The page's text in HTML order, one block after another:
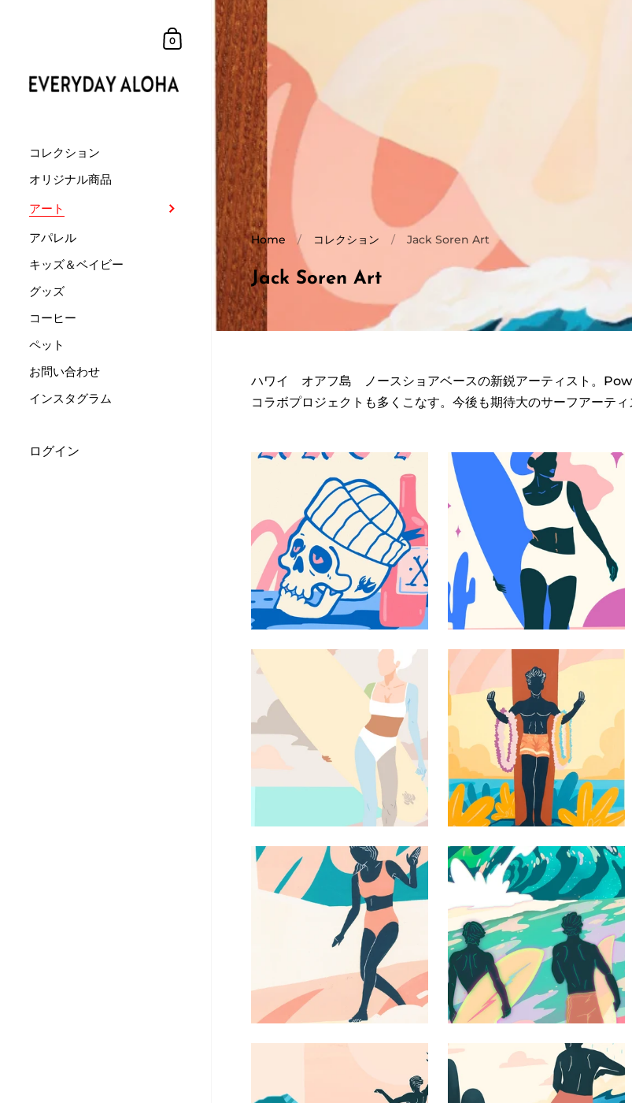
コレクション
オリジナル商品
アート
アパレル
キッズ＆ベイビー
グッズ
コーヒー
ペット
お問い合わせ
インスタグラム
ログイン
0
Home / コレクション / Jack Soren Art
Jack Soren Art
ハワイ オアフ島 ノースショアベースの新鋭アーティスト。
コラボプロジェクトも多くこなす。今後も期待大のサーフアーティ